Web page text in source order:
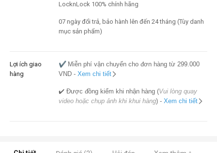
LocknLock 100% chính hãng
07 ngày đổi trả, bảo hành lên đến 24 tháng (Tùy danh
mục sản phẩm)
Lợi ích giao
hàng
✔️ Miễn phí vận chuyển cho đơn hàng từ 299.000
VND - Xem chi tiết
✔️ Được đồng kiểm khi nhận hàng (Vui lòng quay
video hoặc chụp ảnh khi khui hàng) - Xem chi tiết